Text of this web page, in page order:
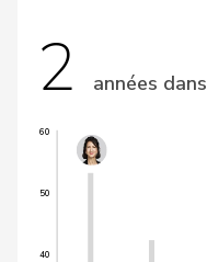
2 années
40
50
60